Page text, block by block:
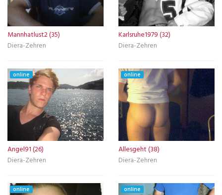
Mannhatlust2 (35)
Diera-Zehren
Karlsruhe1979 (32)
Diera-Zehren
online
Angel91 (26)
Diera-Zehren
online
Allesgeht (38)
Diera-Zehren
online online